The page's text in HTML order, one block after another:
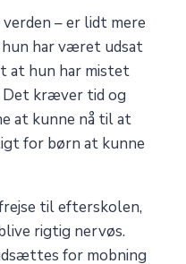
– er lidt mere
har været udsat
at hun har mistet
Det kræver tid og
at kunne nå til at
for børn at kunne
til efterskolen,
rigtig nervøs.
for mobning